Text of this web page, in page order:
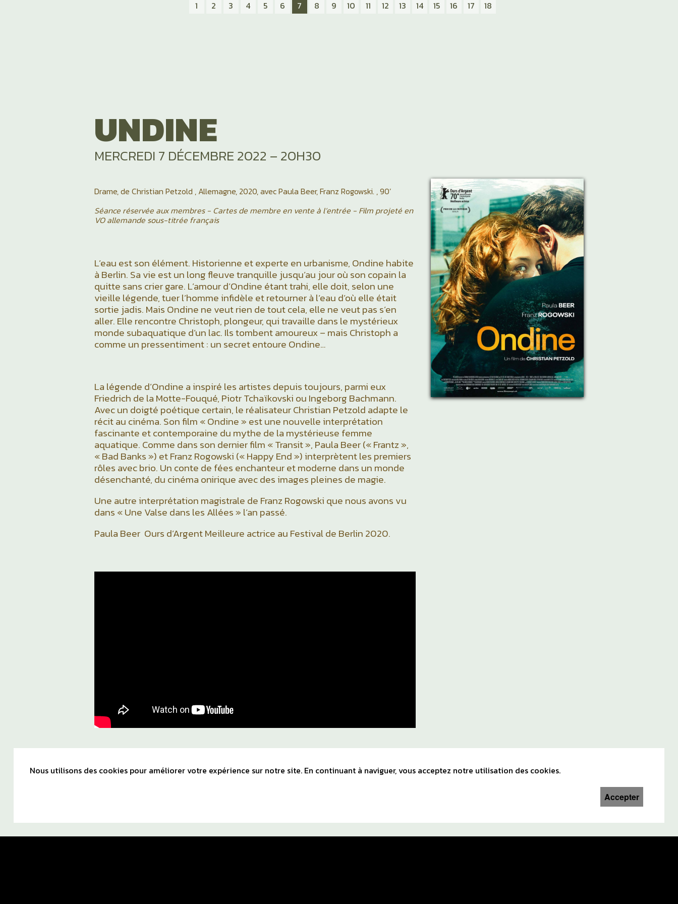
1 2 3 4 5 6 7 8 9 10 11 12 13 14 15 16 17 18
UNDINE
MERCREDI 7 DÉCEMBRE 2022 – 20H30
Drame, de Christian Petzold , Allemagne, 2020, avec Paula Beer, Franz Rogowski. , 90’
Séance réservée aux membres - Cartes de membre en vente à l’entrée - Film projeté en
VO allemande sous-titrée français
L’eau est son élément. Historienne et experte en urbanisme, Ondine habite
à Berlin. Sa vie est un long fleuve tranquille jusqu’au jour où son copain la
quitte sans crier gare. L’amour d’Ondine étant trahi, elle doit, selon une
vieille légende, tuer l’homme infidèle et retourner à l’eau d’où elle était
sortie jadis. Mais Ondine ne veut rien de tout cela, elle ne veut pas s’en
aller. Elle rencontre Christoph, plongeur, qui travaille dans le mystérieux
monde subaquatique d’un lac. Ils tombent amoureux – mais Christoph a
comme un pressentiment : un secret entoure Ondine…
La légende d’Ondine a inspiré les artistes depuis toujours, parmi eux
Friedrich de la Motte-Fouqué, Piotr Tchaïkovski ou Ingeborg Bachmann.
Avec un doigté poétique certain, le réalisateur Christian Petzold adapte le
récit au cinéma. Son film « Ondine » est une nouvelle interprétation
fascinante et contemporaine du mythe de la mystérieuse femme
aquatique. Comme dans son dernier film « Transit », Paula Beer (« Frantz »,
« Bad Banks ») et Franz Rogowski (« Happy End ») interprètent les premiers
rôles avec brio. Un conte de fées enchanteur et moderne dans un monde
désenchanté, du cinéma onirique avec des images pleines de magie.
Une autre interprétation magistrale de Franz Rogowski que nous avons vu
dans « Une Valse dans les Allées » l’an passé.
Paula Beer Ours d’Argent Meilleure actrice au Festival de Berlin 2020.
Nous utilisons des cookies pour améliorer votre expérience sur notre site. En continuant à naviguer, vous acceptez notre utilisation des cookies.
Accepter